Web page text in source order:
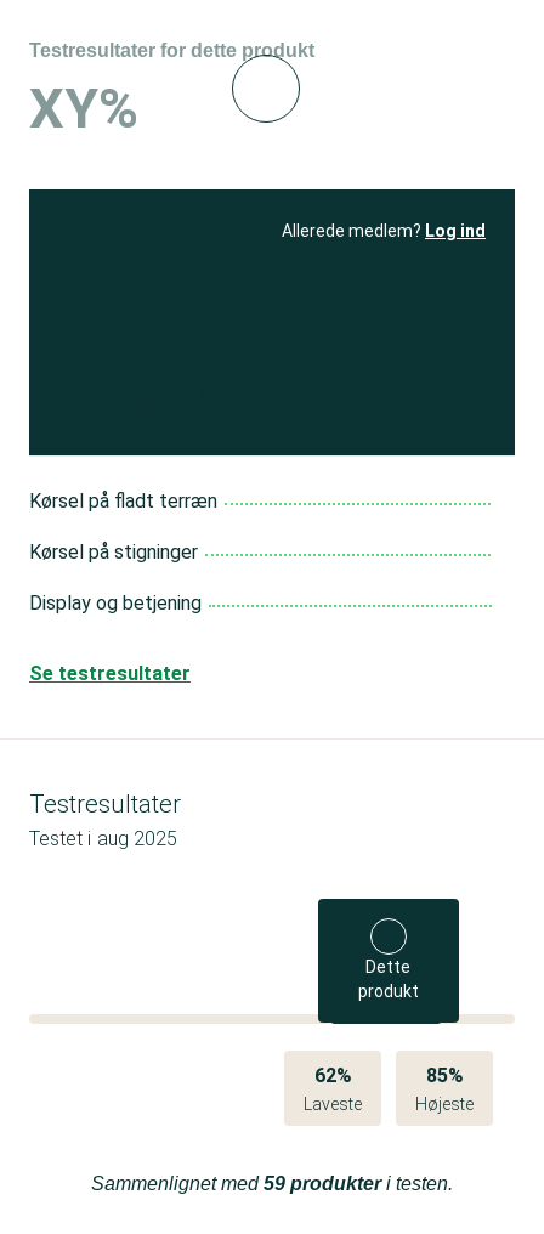
Testresultater for dette produkt
XY%
Allerede medlem? Log ind
Kørsel på fladt terræn
Kørsel på stigninger
Display og betjening
Se testresultater
Testresultater
Testet i aug 2025
Dette
produkt
62%
Laveste
85%
Højeste
Sammenlignet med59 produkteri testen.